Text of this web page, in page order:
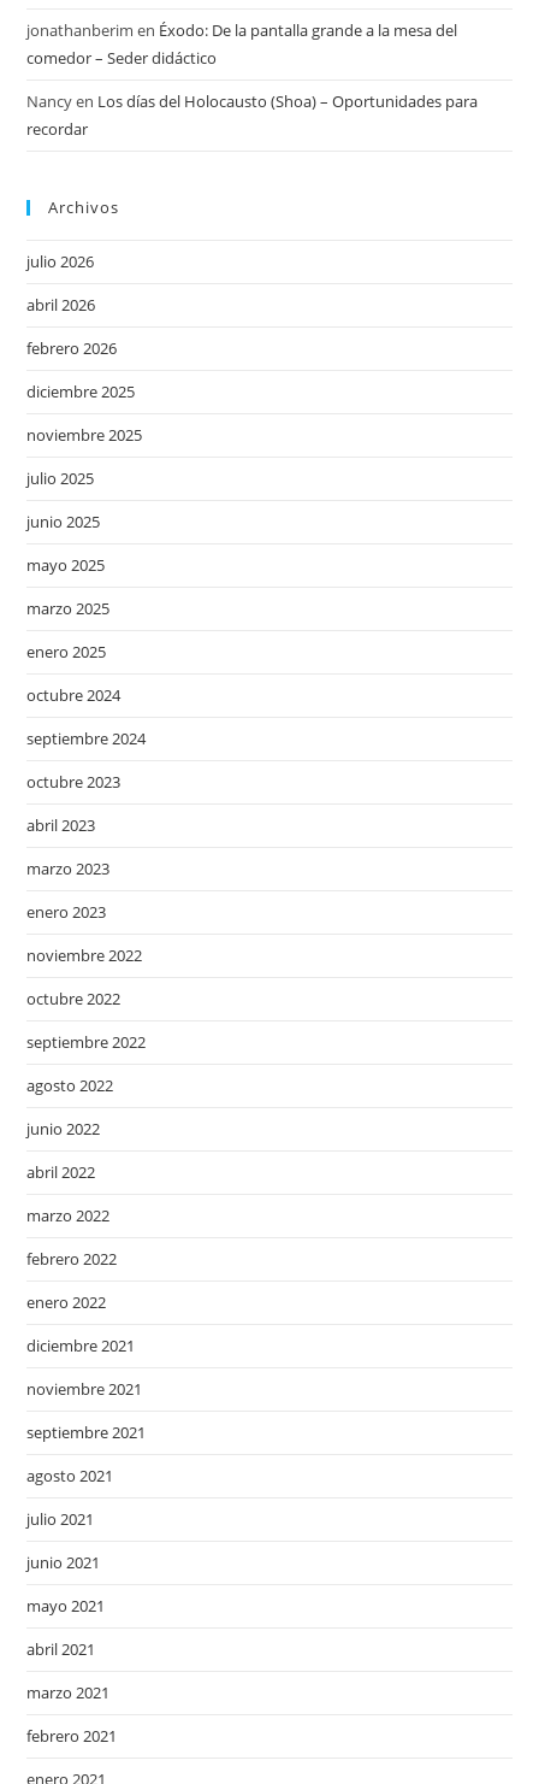
jonathanberim en Éxodo: De la pantalla grande a la mesa del
comedor – Seder didáctico
Nancyen Los días del Holocausto (Shoa) – Oportunidades para
recordar
Archivos
julio 2026
abril 2026
febrero 2026
diciembre 2025
noviembre 2025
julio 2025
junio 2025
mayo 2025
marzo 2025
enero 2025
octubre 2024
septiembre 2024
octubre 2023
abril 2023
marzo 2023
enero 2023
noviembre 2022
octubre 2022
septiembre 2022
agosto 2022
junio 2022
abril 2022
marzo 2022
febrero 2022
enero 2022
diciembre 2021
noviembre 2021
septiembre 2021
agosto 2021
julio 2021
junio 2021
mayo 2021
abril 2021
marzo 2021
febrero 2021
enero 2021